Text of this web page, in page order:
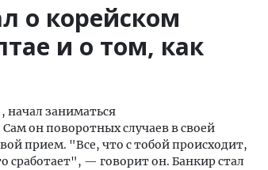
о корейском
и о том, как
начал заниматься
он поворотных случаев в своей
прием. "Все, что с тобой происходит,
сработает", — говорит он. Банкир стал